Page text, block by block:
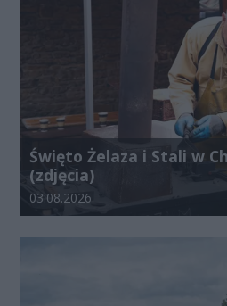
Święto Żelaza i Stali w
(zdjęcia)
Data dodania galerii:
03.08.2026